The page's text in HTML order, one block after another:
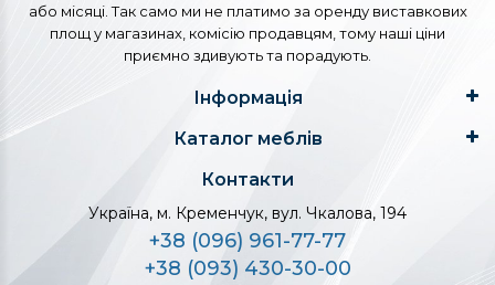
або місяці. Так само ми не платимо за оренду виставкових
площ у магазинах, комісію продавцям, тому наші ціни
приємно здивують та порадують.
Інформація
Каталог меблів
Контакти
Україна, м. Кременчук, вул. Чкалова, 194
+38 (096) 961-77-77
+38 (093) 430-30-00